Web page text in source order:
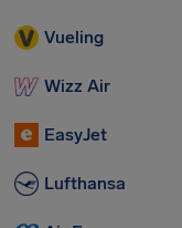
Vueling
Wizz Air
EasyJet
Lufthansa